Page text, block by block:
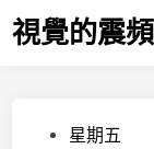
Skip
to視覺的震頻
Posted星期五